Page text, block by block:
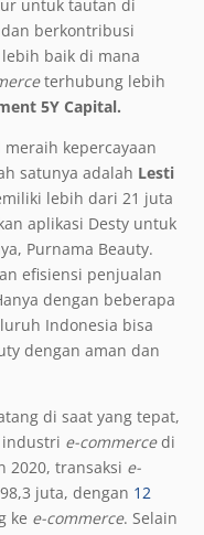
untuk tautan di
berkontribusi
baik di mana
terhubung lebih
5Y Capital.
kepercayaan
satunya adalah Lesti
lebih dari 21 juta
aplikasi Desty untuk
Purnama Beauty.
efisiensi penjualan
dengan beberapa
Indonesia bisa
dengan aman dan
di saat yang tepat,
e-commercedi
2020, transaksi e-
juta, dengan 12
ke e-commerce. Selain